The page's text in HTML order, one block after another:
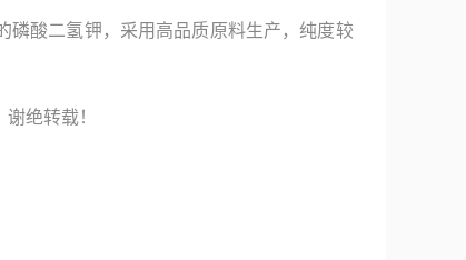
磷酸二氢钾，采用高品质原料生产，纯度较
绝转载！